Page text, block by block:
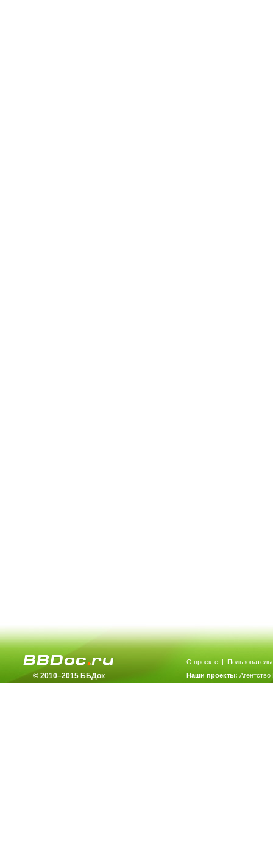
© 2010–2015 ББДок
О проекте |
Наши проекты: